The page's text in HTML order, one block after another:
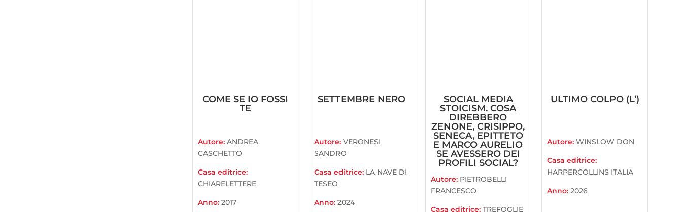
COME SE IO FOSSI
TE
Autore: ANDREA
CASCHETTO
Casa editrice:
CHIARELETTERE
Anno: 2017
SETTEMBRE NERO
Autore:VERONESI
SANDRO
Casa editrice: LA NAVE DI
TESEO
Anno:2024
SOCIAL MEDIA
STOICISM. COSA
DIREBBERO
ZENONE, CRISIPPO,
SENECA, EPITTETO
E MARCO AURELIO
SE AVESSERO DEI
PROFILI SOCIAL?
Autore: PIETROBELLI
FRANCESCO
Casa editrice: TREFOGLIE
ULTIMO COLPO (L’)
Autore:WINSLOW DON
Casa editrice:
HARPERCOLLINS ITALIA
Anno:2026